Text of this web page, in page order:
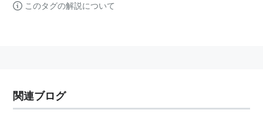
このタグの解説について
関連ブログ